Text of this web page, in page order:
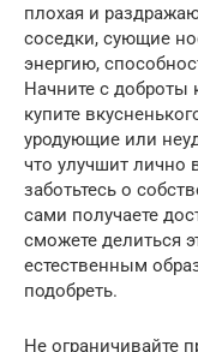
плохая и
соседки, сующие
энергию,
Начните с доброты
купите
уродующие или
что улучшит лично
заботьтесь о
сами получаете
сможете делиться
естественным
подобреть.
Не ограничивайте